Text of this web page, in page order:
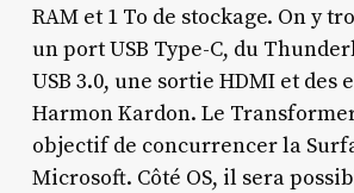
RAM et 1 To de stockage. On y
un port USB Type-C, du
USB 3.0, une sortie HDMI et des
Harmon Kardon. Le
objectif de concurrencer la
Microsoft. Côté OS, il sera